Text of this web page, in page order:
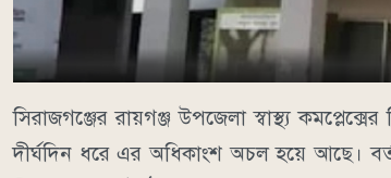
সিরাজগঞ্জের রায়গঞ্জ উপজেলা স্বাস্থ্য
দীর্ঘদিন ধরে এর অধিকাংশ অচল হয়ে আছে।